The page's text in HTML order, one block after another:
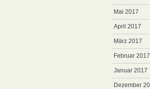
Mai 2017
April 2017
März 2017
Februar 2017
Januar 2017
Dezember